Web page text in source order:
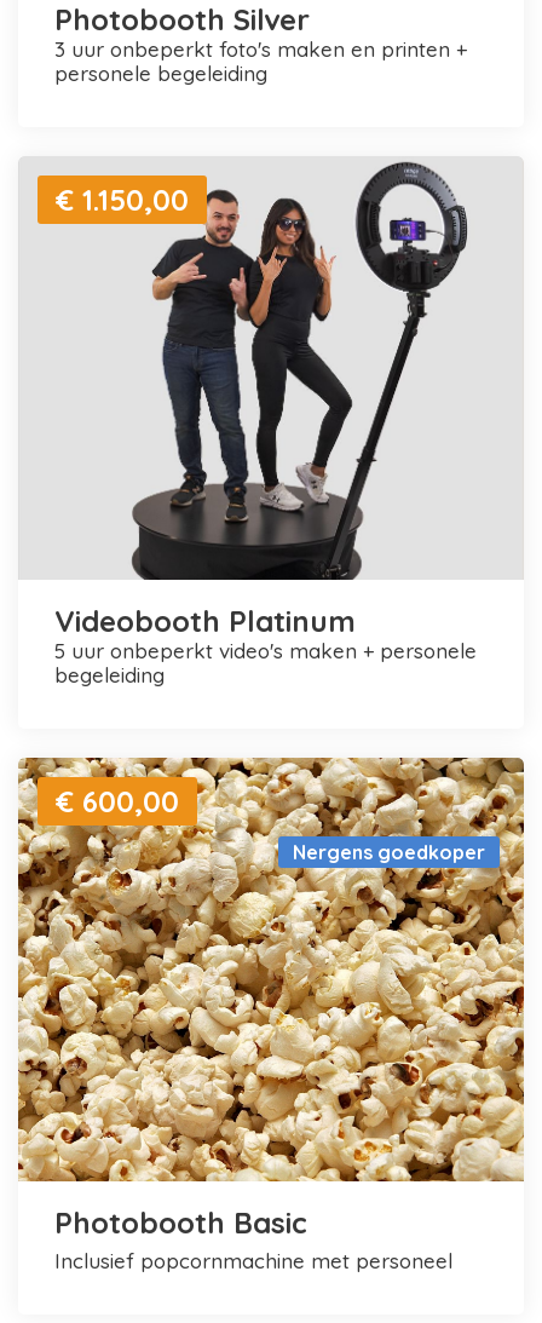
Photobooth Silver
3 uur onbeperkt foto's maken en printen +
personele begeleiding
€ 1.150,00
Videobooth Platinum
5 uur onbeperkt video's maken + personele
begeleiding
Nergens goedkoper
€ 600,00
Photobooth Basic
inclusief popcornmachine met personeel